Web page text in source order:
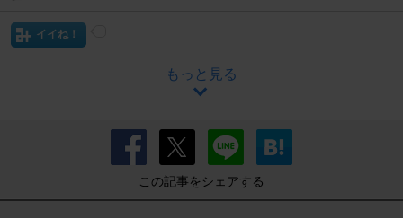
イイね！
もっと見る
この記事をシェアする